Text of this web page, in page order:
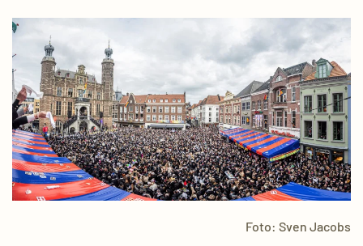
Foto: Sven Jacobs